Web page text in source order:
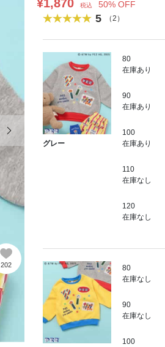
202
¥1,870
税込 50% OFF
5 （2）
グレー
80
在庫あり
90
在庫あり
100
在庫あり
110
在庫なし
120
在庫なし
80
在庫なし
90
在庫なし
100